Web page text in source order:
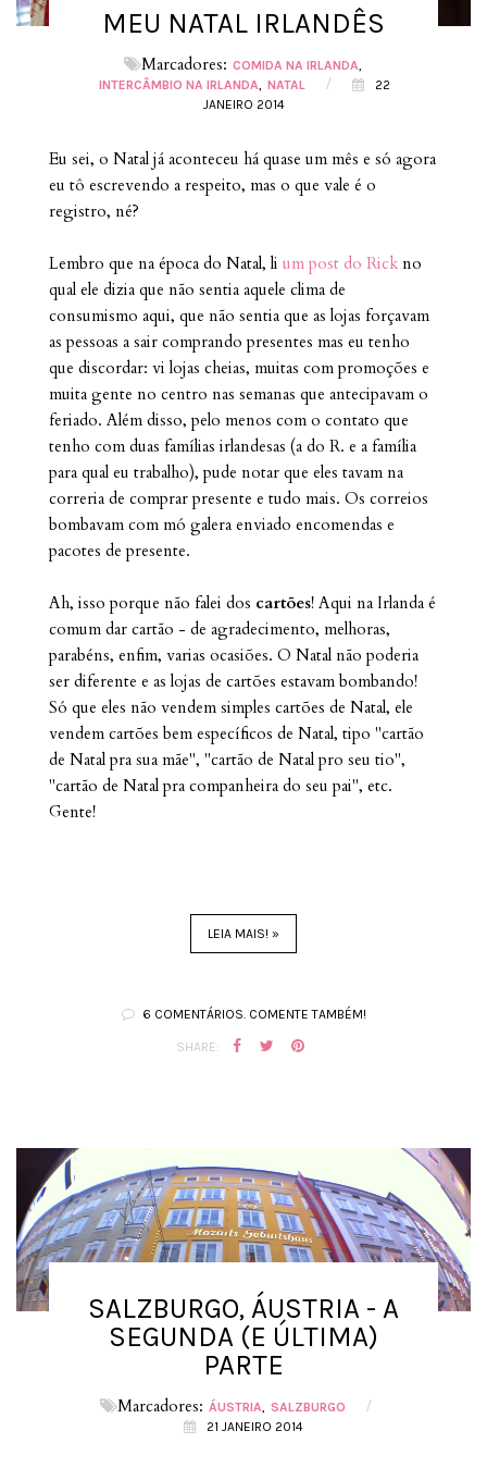
MEU NATAL IRLANDÊS
Marcadores: COMIDA NA IRLANDA
INTERCÂMBIO NA IRLANDA
NATAL /
22
JANEIRO 2014
Eu sei, o Natal já aconteceu há quase um mês e só agora
eu tô escrevendo a respeito, mas o que vale é o
registro, né?
Lembro que na época do Natal, li um post do Rick no
qual ele dizia que não sentia aquele clima de
consumismo aqui, que não sentia que as lojas forçavam
as pessoas a sair comprando presentes mas eu tenho
que discordar: vi lojas cheias, muitas com promoções e
muita gente no centro nas semanas que antecipavam o
feriado. Além disso, pelo menos com o contato que
tenho com duas famílias irlandesas (a do R. e a família
para qual eu trabalho), pude notar que eles tavam na
correria de comprar presente e tudo mais. Os correios
bombavam com mó galera enviado encomendas e
pacotes de presente.
Ah, isso porque não falei dos cartões! Aqui na Irlanda é
comum dar cartão - de agradecimento, melhoras,
parabéns, enfim, varias ocasiões. O Natal não poderia
ser diferente e as lojas de cartões estavam bombando!
Só que eles não vendem simples cartões de Natal, ele
vendem cartões bem específicos de Natal, tipo "cartão
de Natal pra sua mãe", "cartão de Natal pro seu tio",
"cartão de Natal pra companheira do seu pai", etc.
Gente!
LEIA MAIS! »
6 COMENTÁRIOS. COMENTE TAMBÉM!
SHARE:
SALZBURGO, ÁUSTRIA - A
SEGUNDA (E ÚLTIMA)
PARTE
Marcadores: ÁUSTRIA SALZBURGO /
21 JANEIRO 2014